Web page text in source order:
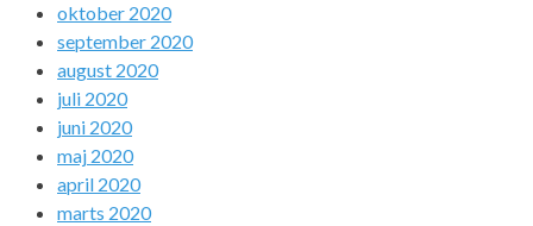
oktober 2020
september 2020
august 2020
juli 2020
juni 2020
maj 2020
april 2020
marts 2020